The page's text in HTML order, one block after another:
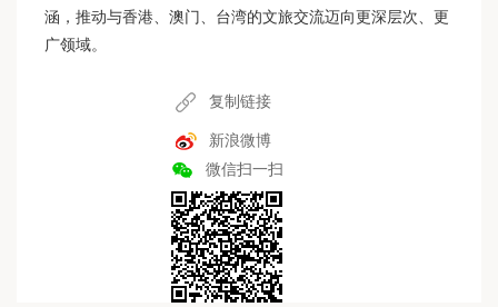
涵，推动与香港、澳门、台湾的文旅交流迈向更深层次、更
广领域。
复制链接
新浪微博
微信扫一扫